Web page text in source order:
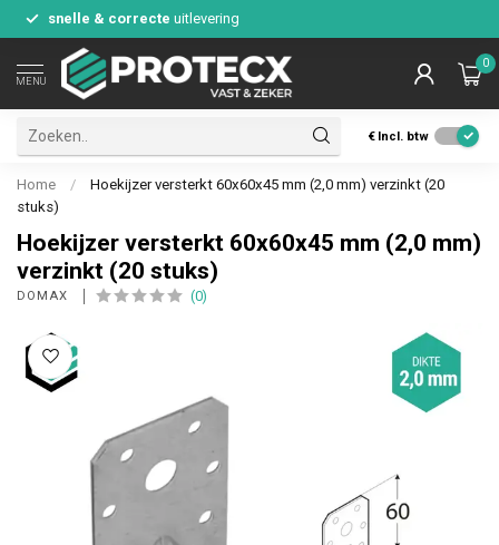
snelle & correcte uitlevering
MENU
0
€ Incl. btw
Home /
Hoekijzer versterkt 60x60x45 mm (2,0 mm) verzinkt (20
stuks)
Hoekijzer versterkt 60x60x45 mm (2,0 mm)
verzinkt (20 stuks)
DOMAX (0)